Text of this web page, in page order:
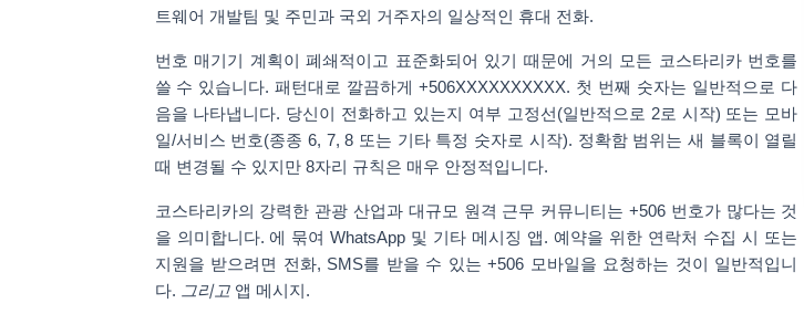
트웨어 개발팀 및 주민과 국외 거주자의 일상적인 휴대 전화.
번호 매기기 계획이 폐쇄적이고 표준화되어 있기 때문에 거의 모든 코스타리카 번호를
쓸 수 있습니다. 패턴대로 깔끔하게+506XXXXXXXXXX. 첫 번째 숫자는 일반적으로 다
음을 나타냅니다. 당신이 전화하고 있는지 여부 고정선(일반적으로 2로 시작) 또는 모바
일/서비스 번호(종종 6, 7, 8 또는 기타 특정 숫자로 시작). 정확함 범위는 새 블록이 열릴
때 변경될 수 있지만 8자리 규칙은 매우 안정적입니다.
코스타리카의 강력한 관광 산업과 대규모 원격 근무 커뮤니티는 +506 번호가 많다는 것
을 의미합니다. 에 묶여WhatsApp 및 기타 메시징 앱. 예약을 위한 연락처 수집 시 또는
지원을 받으려면 전화, SMS를 받을 수 있는 +506 모바일을 요청하는 것이 일반적입니
다. 그리고앱 메시지.